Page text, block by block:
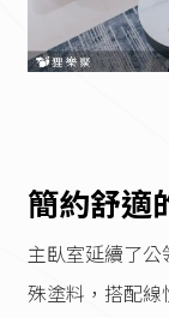
簡約舒適
主臥室延續了
殊塗料，搭配